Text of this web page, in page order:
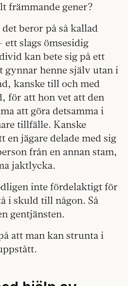
främmande gener?
beror på så kallad
ett slags ömsesidig
kan bete sig på ett
gynnar henne själv utan i
kanske till och med
för att hon vet att den
att göra detsamma i
tillfälle. Kanske
en jägare delade med sig
från en annan stam,
jaktlycka.
inte fördelaktigt för
i skuld till någon. Så
gentjänsten.
att man kan strunta i